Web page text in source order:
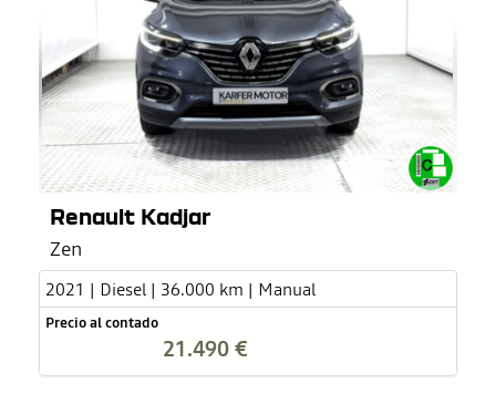
Renault Kadjar
Zen
2021 | Diesel | 36.000 km | Manual
Precio al contado
21.490 €